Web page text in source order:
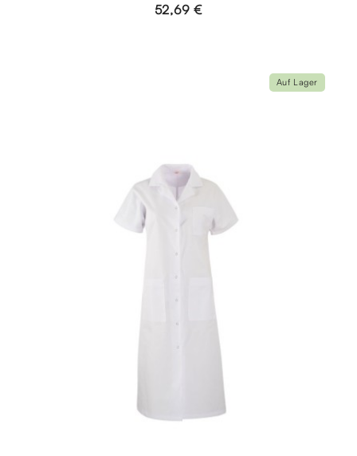
52,69 €
Auf Lager